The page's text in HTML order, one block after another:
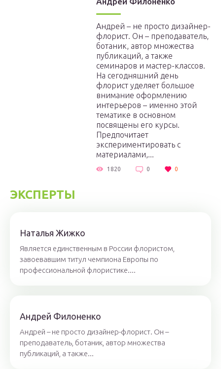
Андрей – не просто дизайнер-
флорист. Он – преподаватель,
ботаник, автор множества
публикаций, а также
семинаров и мастер-классов.
На сегодняшний день
флорист уделяет большое
внимание оформлению
интерьеров – именно этой
тематике в основном
посвящены его курсы.
Предпочитает
экспериментировать с
материалами,...
1820 0 0
ЭКСПЕРТЫ
Нaтaлья Жижкo
Является единственным в России флористом,
завоевавшим титул чемпиона Европы по
профессиональной флористике....
Aндрeй Филoнeнкo
Андрей – не просто дизайнер-флорист. Он –
преподаватель, ботаник, автор множества
публикаций, а также...